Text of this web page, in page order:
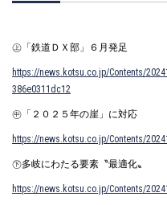
㊤「鉄道ＤＸ部」６月発足
https://news.kotsu.co.jp/Contents/
386e0311dc12
㊥「２０２５年の崖」に対応
https://news.kotsu.co.jp/Contents/
㊦多岐にわたる要素〝最適化〟
https://news.kotsu.co.jp/Contents/